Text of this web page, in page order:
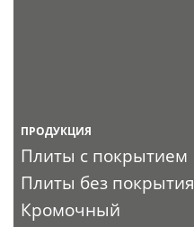
ПРОДУКЦИЯ
Плиты с покрытием
Плиты без покрытия
Кромочный